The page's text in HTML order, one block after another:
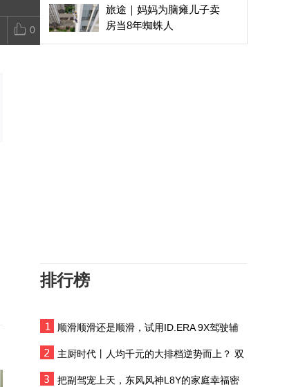
0
旅途｜妈妈为脑瘫儿子卖
房当8年蜘蛛人
瞰中国｜内蒙古：盛夏沃
唐山大地震发生时还在睡
排行榜
顺滑顺滑还是顺滑，试用ID.ERA 9X驾驶辅
主厨时代丨人均千元的大排档逆势而上？ 双
把副驾宠上天，东风风神L8Y的家庭幸福密